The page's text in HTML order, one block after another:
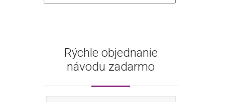
Rýchle objednanie
návodu zadarmo